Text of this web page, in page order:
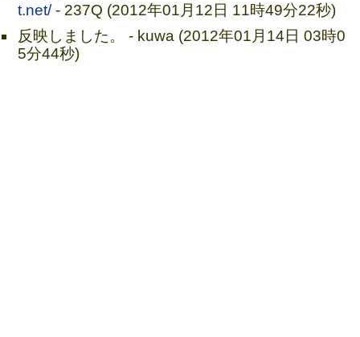
t.net/- 237Q (2012年01月12日 11時49分22秒)
反映しました。 - kuwa (2012年01月14日 03時0
5分44秒)